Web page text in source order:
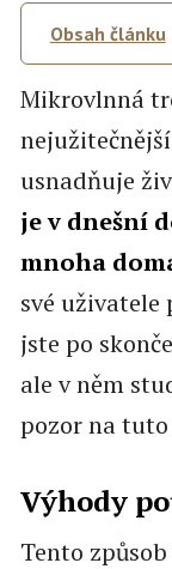
Obsah článku
Mikrovlnná
usnadňuje
je v dnešní
mnoha
své uživatele
jste po
ale v něm
pozor na
Výhody
Tento